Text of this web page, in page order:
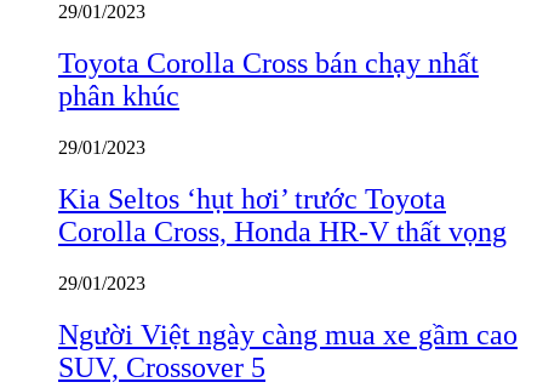
29/01/2023
Toyota Corolla Cross bán chạy nhất
phân khúc
29/01/2023
Kia Seltos ‘hụt hơi’ trước Toyota
Corolla Cross, Honda HR-V thất vọng
29/01/2023
Người Việt ngày càng mua xe gầm cao
SUV, Crossover 5